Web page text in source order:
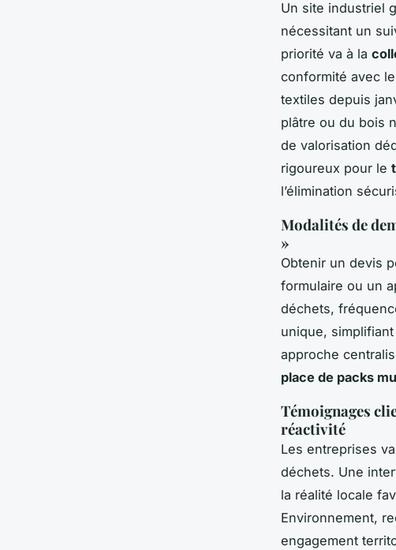
Un site industriel
nécessitant un
priorité va à la
conformité avec
textiles depuis
plâtre ou du bois
de valorisation
rigoureux pour le
l’élimination
Modalités de
»
Obtenir un devis
formulaire ou un
déchets,
unique,
approche
place de packs
Témoignages
réactivité
Les entreprises
déchets. Une
la réalité locale
Environnement,
engagement